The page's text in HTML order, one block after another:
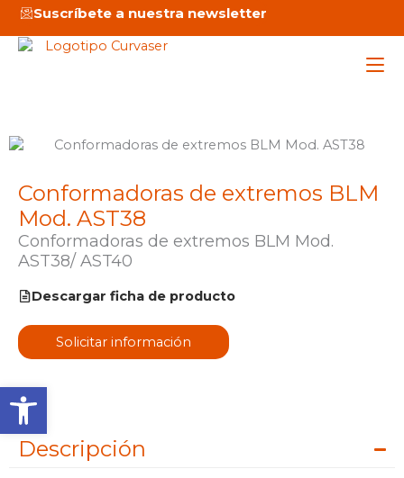
Abrir barra de
contenido
Suscríbete a nuestra newsletter
Conformadoras de extremos BLM
Mod. AST38
Conformadoras de extremos BLM Mod.
AST38/ AST40
Descargar ficha de producto
Solicitar información
Descripción